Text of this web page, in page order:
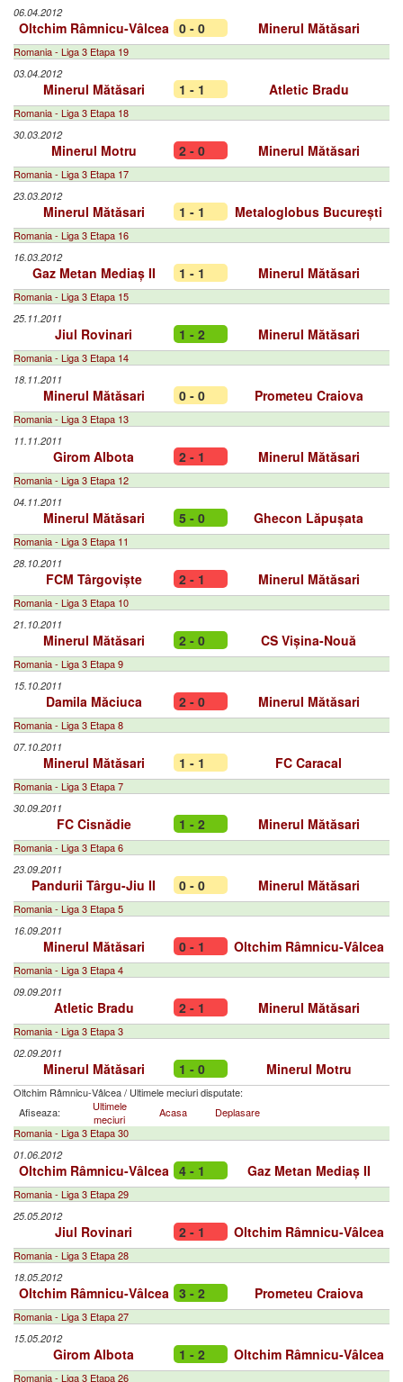
06.04.2012
Oltchim Râmnicu-Vâlcea 0 - 0 Minerul Mătăsari
Romania - Liga 3 Etapa 19
03.04.2012
Minerul Mătăsari 1 - 1 Atletic Bradu
Romania - Liga 3 Etapa 18
30.03.2012
Minerul Motru 2 - 0 Minerul Mătăsari
Romania - Liga 3 Etapa 17
23.03.2012
Minerul Mătăsari 1 - 1 Metaloglobus București
Romania - Liga 3 Etapa 16
16.03.2012
Gaz Metan Mediaș II 1 - 1 Minerul Mătăsari
Romania - Liga 3 Etapa 15
25.11.2011
Jiul Rovinari 1 - 2 Minerul Mătăsari
Romania - Liga 3 Etapa 14
18.11.2011
Minerul Mătăsari 0 - 0 Prometeu Craiova
Romania - Liga 3 Etapa 13
11.11.2011
Girom Albota 2 - 1 Minerul Mătăsari
Romania - Liga 3 Etapa 12
04.11.2011
Minerul Mătăsari 5 - 0 Ghecon Lăpușata
Romania - Liga 3 Etapa 11
28.10.2011
FCM Târgoviște 2 - 1 Minerul Mătăsari
Romania - Liga 3 Etapa 10
21.10.2011
Minerul Mătăsari 2 - 0 CS Vișina-Nouă
Romania - Liga 3 Etapa 9
15.10.2011
Damila Măciuca 2 - 0 Minerul Mătăsari
Romania - Liga 3 Etapa 8
07.10.2011
Minerul Mătăsari 1 - 1 FC Caracal
Romania - Liga 3 Etapa 7
30.09.2011
FC Cisnădie 1 - 2 Minerul Mătăsari
Romania - Liga 3 Etapa 6
23.09.2011
Pandurii Târgu-Jiu II 0 - 0 Minerul Mătăsari
Romania - Liga 3 Etapa 5
16.09.2011
Minerul Mătăsari 0 - 1 Oltchim Râmnicu-Vâlcea
Romania - Liga 3 Etapa 4
09.09.2011
Atletic Bradu 2 - 1 Minerul Mătăsari
Romania - Liga 3 Etapa 3
02.09.2011
Minerul Mătăsari 1 - 0 Minerul Motru
Oltchim Râmnicu-Vâlcea/ Ultimele meciuri disputate:
Afiseaza:
Ultimele
meciuri
Acasa
Deplasare
Romania - Liga 3 Etapa 30
01.06.2012
Oltchim Râmnicu-Vâlcea 4 - 1 Gaz Metan Mediaș II
Romania - Liga 3 Etapa 29
25.05.2012
Jiul Rovinari 2 - 1 Oltchim Râmnicu-Vâlcea
Romania - Liga 3 Etapa 28
18.05.2012
Oltchim Râmnicu-Vâlcea 3 - 2 Prometeu Craiova
Romania - Liga 3 Etapa 27
15.05.2012
Girom Albota 1 - 2 Oltchim Râmnicu-Vâlcea
Romania - Liga 3 Etapa 26